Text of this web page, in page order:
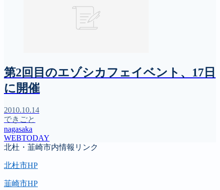
第2回目のエゾシカフェイベント、17日
に開催
2010.10.14
できごと
nagasaka
WEBTODAY
北杜・韮崎市内情報リンク
北杜市HP
韮崎市HP